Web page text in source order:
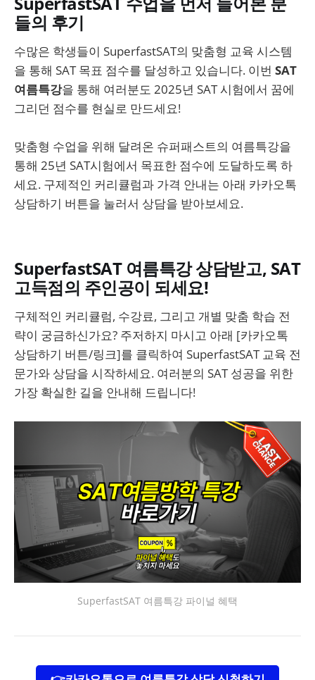
들의 후기
수많은 학생들이 SuperfastSAT의 맞춤형 교육 시스템
을 통해 SAT 목표 점수를 달성하고 있습니다. 이번 SAT
여름특강을 통해 여러분도 2025년 SAT 시험에서 꿈에
그리던 점수를 현실로 만드세요!
맞춤형 수업을 위해 달려온 슈퍼패스트의 여름특강을
통해 25년 SAT시험에서 목표한 점수에 도달하도록 하
세요. 구제적인 커리큘럼과 가격 안내는 아래 카카오톡
상담하기 버튼을 눌러서 상담을 받아보세요.
SuperfastSAT 여름특강 상담받고, SAT
고득점의 주인공이 되세요!
구체적인 커리큘럼, 수강료, 그리고 개별 맞춤 학습 전
략이 궁금하신가요? 주저하지 마시고 아래 [카카오톡
상담하기 버튼/링크]를 클릭하여 SuperfastSAT 교육 전
문가와 상담을 시작하세요. 여러분의 SAT 성공을 위한
가장 확실한 길을 안내해 드립니다!
SuperfastSAT 여름특강 파이널 혜택